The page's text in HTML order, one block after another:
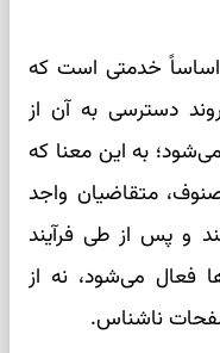
اساساً خدمتی است که
دسترسی به آن از
به این معنا که
متقاضیان واجد
و پس از طی فرآیند
فعال می‌شود، نه از
ناشناس.